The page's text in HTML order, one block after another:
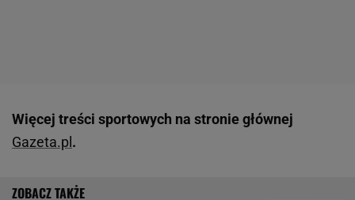
Więcej treści sportowych na stronie głównej
Gazeta.pl .